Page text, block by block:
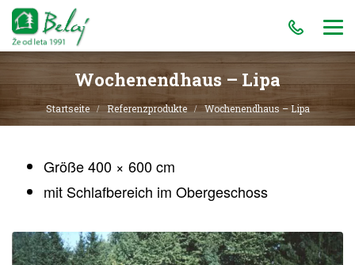
Wochenendhaus – Lipa
Startseite Referenzprodukte Wochenendhaus – Lipa
Größe 400 × 600 cm
mit Schlafbereich im Obergeschoss